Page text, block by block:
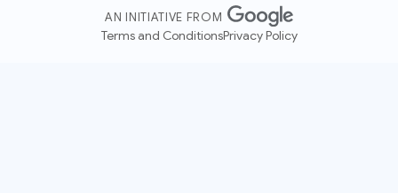
AN INITIATIVE FROM
Terms and ConditionsPrivacy Policy